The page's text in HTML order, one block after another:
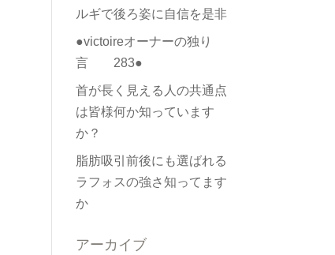
ルギで後ろ姿に自信を是非
●victoireオーナーの独り
言 283●
首が長く見える人の共通点
は皆様何か知っています
か？
脂肪吸引前後にも選ばれる
ラフォスの強さ知ってます
か
アーカイブ